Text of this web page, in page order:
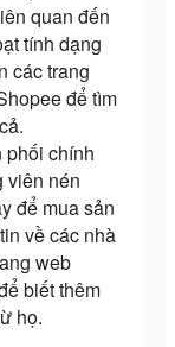
quan đến
tính dạng
các trang
để tìm
phối chính
viên nén
để mua sản
về các nhà
web
biết thêm
họ.